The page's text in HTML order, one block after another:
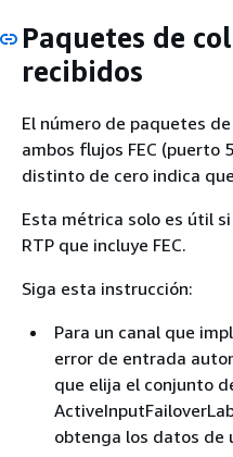
Paquetes de
recibidos
El número de paquetes
ambos flujos FEC (puerto
distinto de cero indica
Esta métrica solo es útil
RTP que incluye FEC.
Siga esta instrucción:
Para un canal que
error de entrada
que elija el conjunto
obtenga los datos de